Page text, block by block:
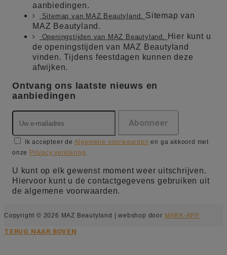
aanbiedingen.
Sitemap van MAZ Beautyland. Sitemap van
MAZ Beautyland.
Openingstijden van MAZ Beautyland.
Hier kunt u
de openingstijden van MAZ Beautyland
vinden. Tijdens feestdagen kunnen deze
afwijken.
Ontvang ons laatste nieuws en
aanbiedingen
Ik accepteer de Algemene voorwaarden en ga akkoord met
onze Privacy verklaring.
U kunt op elk gewenst moment weer uitschrijven.
Hiervoor kunt u de contactgegevens gebruiken uit
de algemene voorwaarden.
Copyright © 2026 MAZ Beautyland | webshop door MARK-APP
TERUG NAAR BOVEN